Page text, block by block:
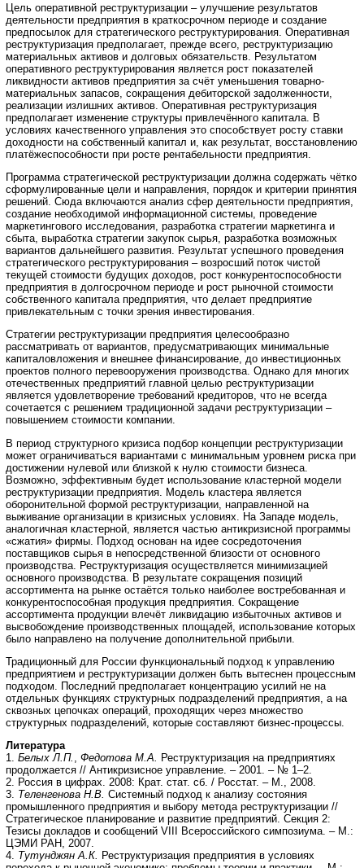
Цель оперативной реструктуризации – улучшение результатов
деятельности предприятия в краткосрочном периоде и создание
предпосылок для стратегического реструктурирования. Оперативная
реструктуризация предполагает, прежде всего, реструктуризацию
материальных активов и долговых обязательств. Результатом
оперативного реструктурирования является рост показателей
ликвидности активов предприятия за счёт уменьшения товарно-
материальных запасов, сокращения дебиторской задолженности,
реализации излишних активов. Оперативная реструктуризация
предполагает изменение структуры привлечённого капитала. В
условиях качественного управления это способствует росту ставки
доходности на собственный капитал и, как результат, восстановлению
платёжеспособности при росте рентабельности предприятия.
Программа стратегической реструктуризации должна содержать чётко
сформулированные цели и направления, порядок и критерии принятия
решений. Сюда включаются анализ сфер деятельности предприятия,
создание необходимой информационной системы, проведение
маркетингового исследования, разработка стратегии маркетинга и
сбыта, выработка стратегии закупок сырья, разработка возможных
вариантов дальнейшего развития. Результат успешного проведения
стратегического реструктурирования – возросший поток чистой
текущей стоимости будущих доходов, рост конкурентоспособности
предприятия в долгосрочном периоде и рост рыночной стоимости
собственного капитала предприятия, что делает предприятие
привлекательным с точки зрения инвестирования.
Стратегии реструктуризации предприятия целесообразно
рассматривать от вариантов, предусматривающих минимальные
капиталовложения и внешнее финансирование, до инвестиционных
проектов полного перевооружения производства. Однако для многих
отечественных предприятий главной целью реструктуризации
является удовлетворение требований кредиторов, что не всегда
сочетается с решением традиционной задачи реструктуризации –
повышением стоимости компании.
В период структурного кризиса подбор концепции реструктуризации
может ограничиваться вариантами с минимальным уровнем риска при
достижении нулевой или близкой к нулю стоимости бизнеса.
Возможно, эффективным будет использование кластерной модели
реструктуризации предприятия. Модель кластера является
оборонительной формой реструктуризации, направленной на
выживание организации в кризисных условиях. На Западе модель,
аналогичная кластерной, является частью антикризисной программы
«сжатия» фирмы. Подход основан на идее сосредоточения
поставщиков сырья в непосредственной близости от основного
производства. Реструктуризация осуществляется минимизацией
основного производства. В результате сокращения позиций
ассортимента на рынке остаётся только наиболее востребованная и
конкурентоспособная продукция предприятия. Сокращение
ассортимента продукции влечёт ликвидацию избыточных активов и
высвобождение производственных площадей, использование которых
было направлено на получение дополнительной прибыли.
Традиционный для России функциональный подход к управлению
предприятием и реструктуризации должен быть вытеснен процессным
подходом. Последний предполагает концентрацию усилий не на
отдельных функциях структурных подразделений предприятия, а на
сквозных цепочках операций, проходящих через множество
структурных подразделений, которые составляют бизнес-процессы.
Литература
1. Белых Л.П. , Федотова М.А. Реструктуризация на предприятиях
продолжается // Антикризисное управление. – 2001. – № 1–2.
2. Россия в цифрах. 2008: Крат. стат. сб. / Росстат. – M., 2008.
3. Теленгенова Н.В. Системный подход к анализу состояния
промышленного предприятия и выбору метода реструктуризации //
Стратегическое планирование и развитие предприятий. Секция 2:
Тезисы докладов и сообщений VIII Всероссийского симпозиума. – М.:
ЦЭМИ РАН, 2007.
4. Тутунджян А.К. Реструктуризация предприятия в условиях